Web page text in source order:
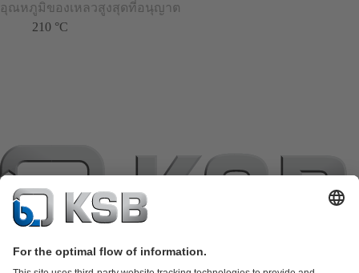
อุณหภูมิของเหลวสูงสุดที่อนุญาต
210 °C